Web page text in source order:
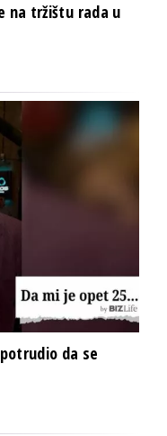
na tržištu rada u
potrudio da se